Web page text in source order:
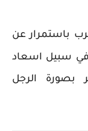
باستمرار عن
في سبيل اسعاد
بصورة الرجل